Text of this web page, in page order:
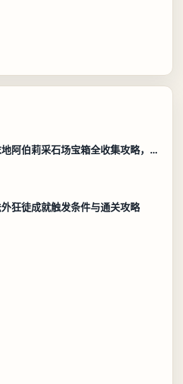
明日方舟终末地阿伯莉采石场宝箱全收集攻略，全点位分布图与路线
狂徒成就触发条件与通关攻略